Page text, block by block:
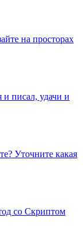
на просторах
и писал, удачи и
Уточните какая
со Скриптом